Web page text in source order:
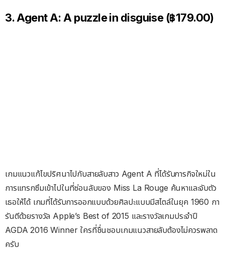
3. Agent A: A puzzle in disguise (฿179.00)
เกมแนวแก้ไขปริศนาไปกับสายลับสาว Agent A ที่ได้รับภารกิจใหม่ใน
การแทรกซึมเข้าไปในที่ซ่อนลับของ Miss La Rouge ค้นหาและจับตัว
เธอให้ได้ เกมที่ได้รับการออกแบบด้วยศิลปะแบบมีสไตล์ในยุค 1960 กา
รันตีด้วยรางวัล Apple’s Best of 2015 และรางวัลเกมประจำปี
AGDA 2016 Winner ใครที่ชื่นชอบเกมแนวสายลับต้องไม่ควรพลาด
ครับ